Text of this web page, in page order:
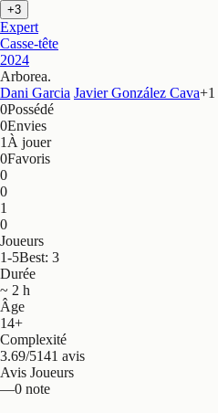
+3
Expert
Casse-tête
2024
Arborea.
Dani Garcia Javier González Cava+1
0Possédé
0Envies
1 À jouer
0Favoris
0
0
1
0
Joueurs
1-5Best: 3
Durée
~ 2 h
Âge
14+
Complexité
3.69/5141 avis
Avis Joueurs
—0 note